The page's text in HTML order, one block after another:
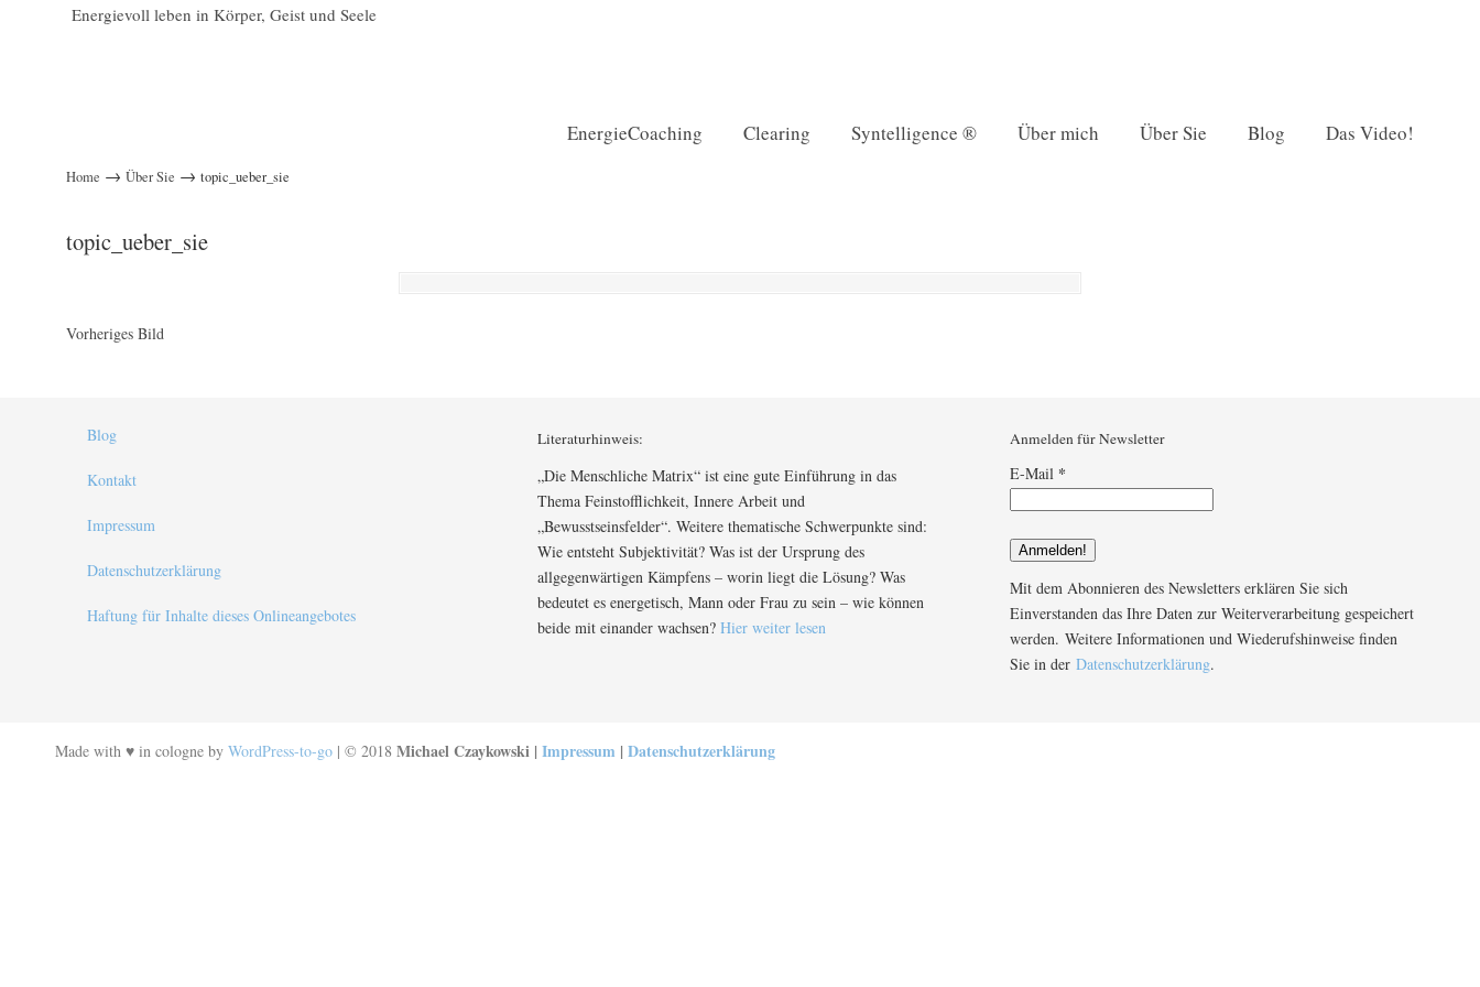
Energievoll leben in Körper, Geist und Seele
EnergieCoaching Clearing Syntelligence ® Über mich Über Sie Blog Das Video!
Home →Über Sie →topic_ueber_sie
topic_ueber_sie
Vorheriges Bild
Blog
Kontakt
Impressum
Datenschutzerklärung
Haftung für Inhalte dieses Onlineangebotes
Literaturhinweis:
„Die Menschliche Matrix“ ist eine gute Einführung in das
Thema Feinstofflichkeit, Innere Arbeit und
„Bewusstseinsfelder“. Weitere thematische Schwerpunkte sind:
Wie entsteht Subjektivität? Was ist der Ursprung des
allgegenwärtigen Kämpfens – worin liegt die Lösung? Was
bedeutet es energetisch, Mann oder Frau zu sein – wie können
beide mit einander wachsen?Hier weiter lesen
Anmelden für Newsletter
E-Mail *
Mit dem Abonnieren des Newsletters erklären Sie sich
Einverstanden das Ihre Daten zur Weiterverarbeitung gespeichert
werden. Weitere Informationen und Wiederufshinweise finden
Sie in der Datenschutzerklärung.
Made with ♥ in cologne byWordPress-to-go | © 2018Michael Czaykowski |Impressum |Datenschutzerklärung